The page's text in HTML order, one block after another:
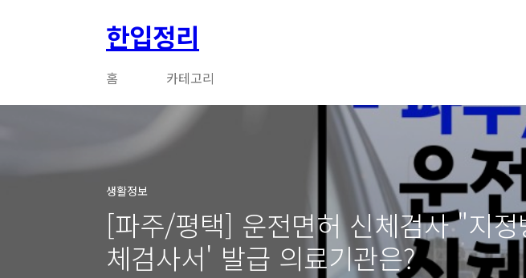
한입정리
홈 카테고리
생활정보
[파주/평택] 운전면허 신체검사 "지
체검사서' 발급 의료기관은?